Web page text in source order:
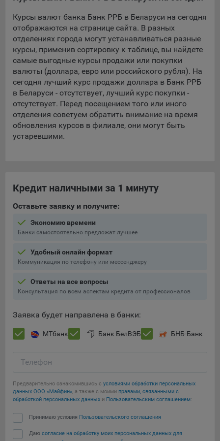
5.4. Создание и предоставление персонализированной
рекламы пользователю.
9.1. Технические (обязательные) файлы cookie, например,
применяемые при регистрации либо входе в систему, или
для оставления отзыва либо комментария. Данные файлы
cookie используются в целях обеспечения корректной
работы сайтов и полноценного использования его
функционала пользователем, не могут быть отключены в
системах. Вместе с тем, пользователь может настроить
браузер, чтобы он блокировал такие файлы сookie или
уведомлял пользователя об их использовании — но в таком
случае некоторые разделы сайта могут не работать).
дополнительных функций сайтов, например, для хранения
пользователя или выбора языка, и для предотвращения
Подобные функции улучшают условия работы
пользователей с сайтом.
9.3. Файлы cookie предпочтений, например, для настройки
контента. Данные файлы cookie собирают информацию о
позволяют Обществу «запомнить» информацию о
выбранном пользователем городе и других местных
настраивать сайт.
9.4. Аналитические файлы cookie, например
использовал сайты, и позволяют Обществу вносить в них
Аналитические файлы cookie показывают, какие страницы
выявлять трудности, возникающие при использовании
рекламы. Благодаря этому у Общества есть возможность
Сохранить мои изменения
Сохранить по умолчанию
Курсы валют банка Банк РРБ в Беларуси на сегодня
отображаются на странице сайта. В разных
отделениях города могут устанавливаться разные
курсы, применив сортировку к таблице, вы найдете
самые выгодные курсы продажи или покупки
валюты (доллара, евро или российского рубля). На
сегодня лучший курс продажи доллара в Банк РРБ
в Беларуси - отсутствует, лучший курс покупки -
отсутствует. Перед посещением того или иного
отделения советуем обратить внимание на время
обновления курсов в филиале, они могут быть
устаревшими.
Кредит наличными за 1 минуту
Оставьте заявку и получите:
Экономию времени
Банки самостоятельно предложат лучшее
Удобный онлайн формат
Коммуникация по телефону или мессенджеру
Ответы на все вопросы
Консультация по всем аспектам кредита от профессионалов
Заявка будет направлена в банки:
МТбанк Банк БелВЭБ БНБ-Банк
Телефон
Предварительно ознакомившись с условиями обработки персональных
данных ООО «Майфин», а также с моими правами, связанными с
обработкой персональных данных и Пользовательским соглашением:
Принимаю условия Пользовательского соглашения
Даю согласие на обработку моих персональных данных для